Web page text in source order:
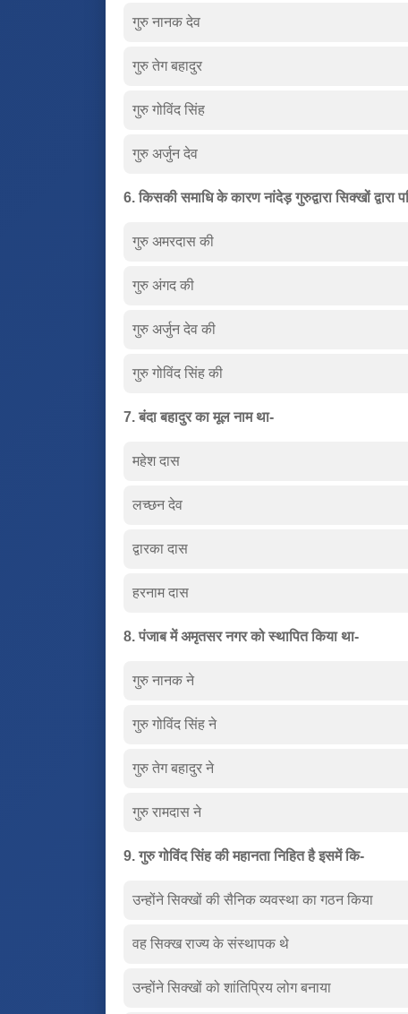
गुरु नानक देव
गुरु तेग बहादुर
गुरु गोविंद सिंह
गुरु अर्जुन देव
6. किसकी समाधि के कारण नांदेड़ गुरुद्वारा सिक्खों द्वारा
गुरु अमरदास की
गुरु अंगद की
गुरु अर्जुन देव की
गुरु गोविंद सिंह की
7. बंदा बहादुर का मूल नाम था-
महेश दास
लच्छन देव
द्वारका दास
हरनाम दास
8. पंजाब में अमृतसर नगर को स्थापित किया था-
गुरु नानक ने
गुरु गोविंद सिंह ने
गुरु तेग बहादुर ने
गुरु रामदास ने
9. गुरु गोविंद सिंह की महानता निहित है इसमें कि-
उन्होंने सिक्खों की सैनिक व्यवस्था का गठन किया
वह सिक्ख राज्य के संस्थापक थे
उन्होंने सिक्खों को शांतिप्रिय लोग बनाया